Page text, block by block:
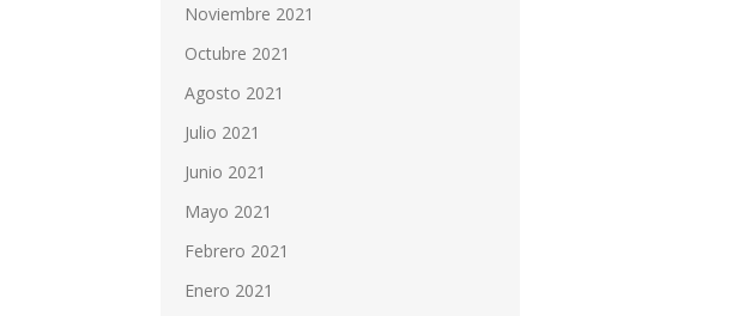
Noviembre 2021
Octubre 2021
Agosto 2021
Julio 2021
Junio 2021
Mayo 2021
Febrero 2021
Enero 2021